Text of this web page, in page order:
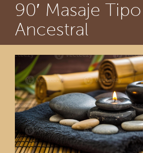
90′ Masaje Tipo
Ancestral